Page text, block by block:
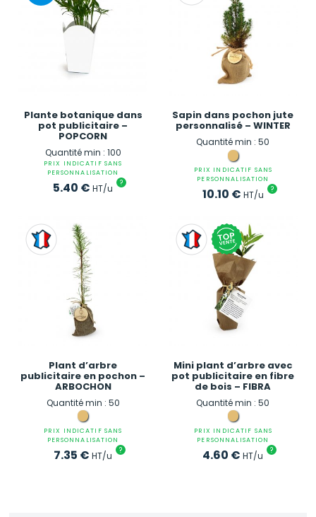
Plante botanique dans
pot publicitaire –
POPCORN
Quantité min : 100
PRIX INDICATIF SANS
PERSONNALISATION
5.40 € HT/u ?
Sapin dans pochon jute
personnalisé – WINTER
Quantité min : 50
PRIX INDICATIF SANS
PERSONNALISATION
10.10 € HT/u ?
Plant d’arbre
publicitaire en pochon –
ARBOCHON
Quantité min : 50
PRIX INDICATIF SANS
PERSONNALISATION
7.35 € HT/u ?
Mini plant d’arbre avec
pot publicitaire en fibre
de bois – FIBRA
Quantité min : 50
PRIX INDICATIF SANS
PERSONNALISATION
4.60 € HT/u ?